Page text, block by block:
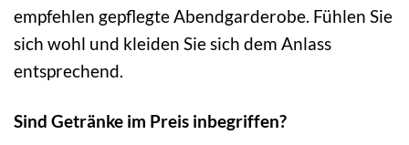
empfehlen gepflegte Abendgarderobe. Fühlen Sie
sich wohl und kleiden Sie sich dem Anlass
entsprechend.
Sind Getränke im Preis inbegriffen?